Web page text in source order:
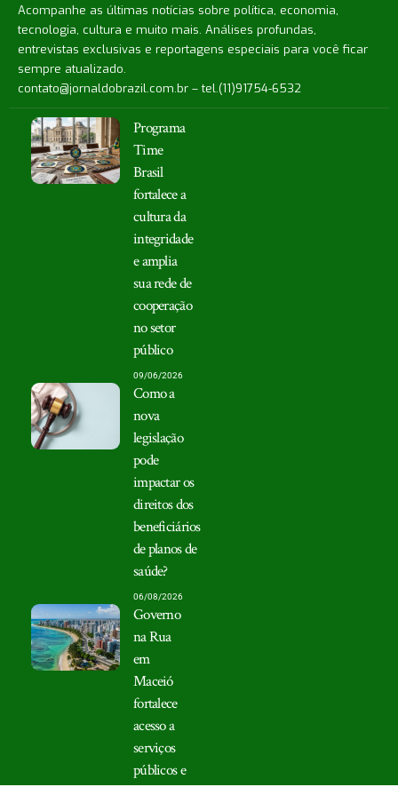
Acompanhe as últimas notícias sobre política, economia,
tecnologia, cultura e muito mais. Análises profundas,
entrevistas exclusivas e reportagens especiais para você ficar
sempre atualizado.
contato@jornaldobrazil.com.br – tel.(11)91754-6532
Programa
Time
Brasil
fortalece a
cultura da
integridade
e amplia
sua rede de
cooperação
no setor
público
09/06/2026
Como a
nova
legislação
pode
impactar os
direitos dos
beneficiários
de planos de
saúde?
06/08/2026
Governo
na Rua
em
Maceió
fortalece
acesso a
serviços
públicos e